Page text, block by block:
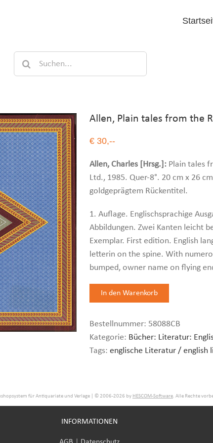
Suche
nach:
Allen, Plain tales from the
€ 30,--
Allen, Charles [Hrsg.]: Plain tales
Ltd., 1985. Quer-8°. 20 cm x 26
goldgeprägtem Rückentitel.
1. Auflage. Englischsprachige
Abbildungen. Zwei Kanten leicht
Exemplar. First edition. English
letterin on the spine. With
bumped, owner name on flying
Bestellnummer: 58088CB
Kategorie: Bücher: Literatur:
Tags: englische Literatur / english
für Antiquariate und Verlage | © 2006-2026 by HESCOM-Software. Alle Rechte
INFORMATIONEN